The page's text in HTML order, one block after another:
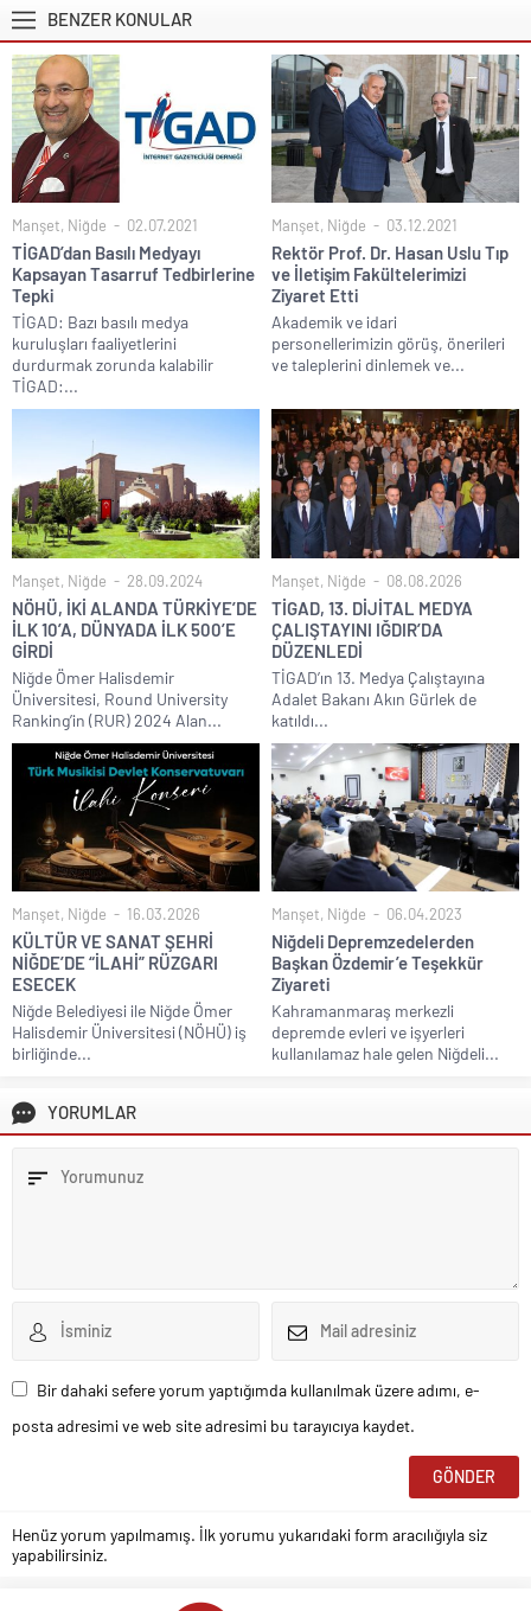
BENZER KONULAR
Manşet, Niğde 02.07.2021
TİGAD’dan Basılı Medyayı
Kapsayan Tasarruf Tedbirlerine
Tepki
TİGAD: Bazı basılı medya
kuruluşları faaliyetlerini
durdurmak zorunda kalabilir
TİGAD:...
Manşet, Niğde 03.12.2021
Rektör Prof. Dr. Hasan Uslu Tıp
ve İletişim Fakültelerimizi
Ziyaret Etti
Akademik ve idari
personellerimizin görüş, önerileri
ve taleplerini dinlemek ve...
Manşet, Niğde 28.09.2024
NÖHÜ, İKİ ALANDA TÜRKİYE’DE
İLK 10’A, DÜNYADA İLK 500’E
GİRDİ
Niğde Ömer Halisdemir
Üniversitesi, Round University
Ranking’in (RUR) 2024 Alan...
Manşet, Niğde 08.08.2026
TİGAD, 13. DİJİTAL MEDYA
ÇALIŞTAYINI IĞDIR’DA
DÜZENLEDİ
TİGAD’ın 13. Medya Çalıştayına
Adalet Bakanı Akın Gürlek de
katıldı...
Manşet, Niğde 16.03.2026
KÜLTÜR VE SANAT ŞEHRİ
NİĞDE’DE “İLAHİ” RÜZGARI
ESECEK
Niğde Belediyesi ile Niğde Ömer
Halisdemir Üniversitesi (NÖHÜ) iş
birliğinde...
Manşet, Niğde 06.04.2023
Niğdeli Depremzedelerden
Başkan Özdemir’e Teşekkür
Ziyareti
Kahramanmaraş merkezli
depremde evleri ve işyerleri
kullanılamaz hale gelen Niğdeli...
YORUMLAR
Bir dahaki sefere yorum yaptığımda kullanılmak üzere adımı, e-
posta adresimi ve web site adresimi bu tarayıcıya kaydet.
Henüz yorum yapılmamış. İlk yorumu yukarıdaki form aracılığıyla siz
yapabilirsiniz.